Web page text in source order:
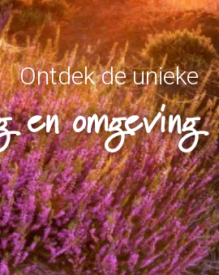
Ontdek de unieke
en omgeving